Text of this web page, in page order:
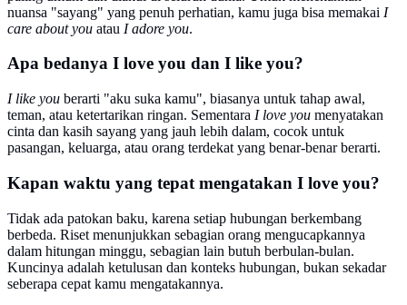
nuansa "sayang" yang penuh perhatian, kamu juga bisa memakai I
care about you atau I adore you.
Apa bedanya I love you dan I like you?
I like you berarti "aku suka kamu", biasanya untuk tahap awal,
teman, atau ketertarikan ringan. Sementara I love you menyatakan
cinta dan kasih sayang yang jauh lebih dalam, cocok untuk
pasangan, keluarga, atau orang terdekat yang benar-benar berarti.
Kapan waktu yang tepat mengatakan I love you?
Tidak ada patokan baku, karena setiap hubungan berkembang
berbeda. Riset menunjukkan sebagian orang mengucapkannya
dalam hitungan minggu, sebagian lain butuh berbulan-bulan.
Kuncinya adalah ketulusan dan konteks hubungan, bukan sekadar
seberapa cepat kamu mengatakannya.